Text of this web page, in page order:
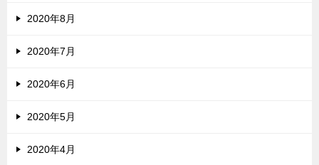
2020年8月
2020年7月
2020年6月
2020年5月
2020年4月